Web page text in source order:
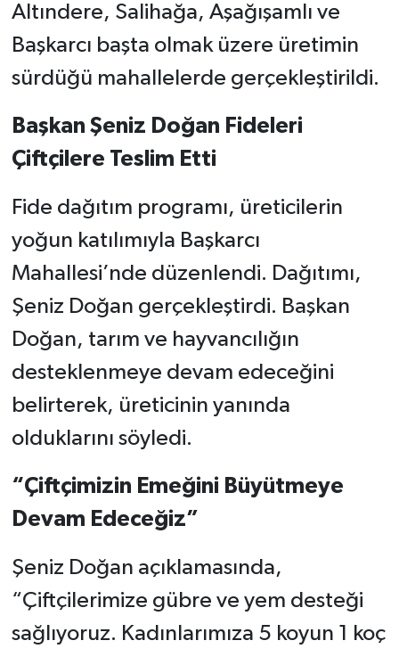
Altındere, Salihağa, Aşağışamlı ve
Başkarcı başta olmak üzere üretimin
sürdüğü mahallelerde gerçekleştirildi.
Başkan Şeniz Doğan Fideleri
Çiftçilere Teslim Etti
Fide dağıtım programı, üreticilerin
yoğun katılımıyla Başkarcı
Mahallesi’nde düzenlendi. Dağıtımı,
Şeniz Doğan gerçekleştirdi. Başkan
Doğan, tarım ve hayvancılığın
desteklenmeye devam edeceğini
belirterek, üreticinin yanında
olduklarını söyledi.
“Çiftçimizin Emeğini Büyütmeye
Devam Edeceğiz”
Şeniz Doğan açıklamasında,
“Çiftçilerimize gübre ve yem desteği
sağlıyoruz. Kadınlarımıza 5 koyun 1 koç